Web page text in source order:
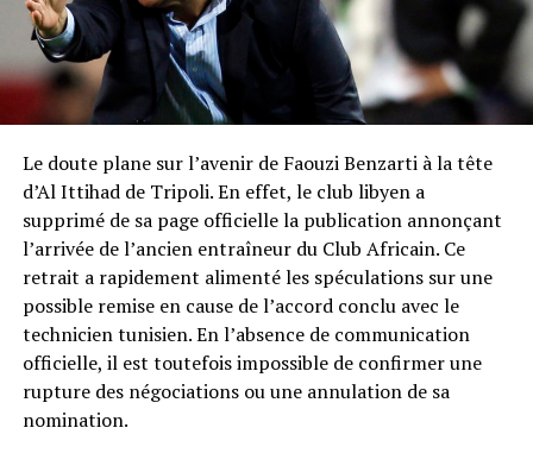
Le doute plane sur l’avenir de Faouzi Benzarti à la tête
d’Al Ittihad de Tripoli. En effet, le club libyen a
supprimé de sa page officielle la publication annonçant
l’arrivée de l’ancien entraîneur du Club Africain. Ce
retrait a rapidement alimenté les spéculations sur une
possible remise en cause de l’accord conclu avec le
technicien tunisien. En l’absence de communication
officielle, il est toutefois impossible de confirmer une
rupture des négociations ou une annulation de sa
nomination.